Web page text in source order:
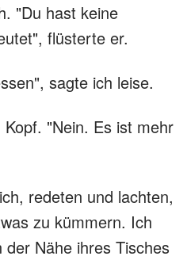
"Du hast keine
flüsterte er.
sagte ich leise.
"Nein. Es ist mehr
redeten und lachten,
zu kümmern. Ich
Nähe ihres Tisches